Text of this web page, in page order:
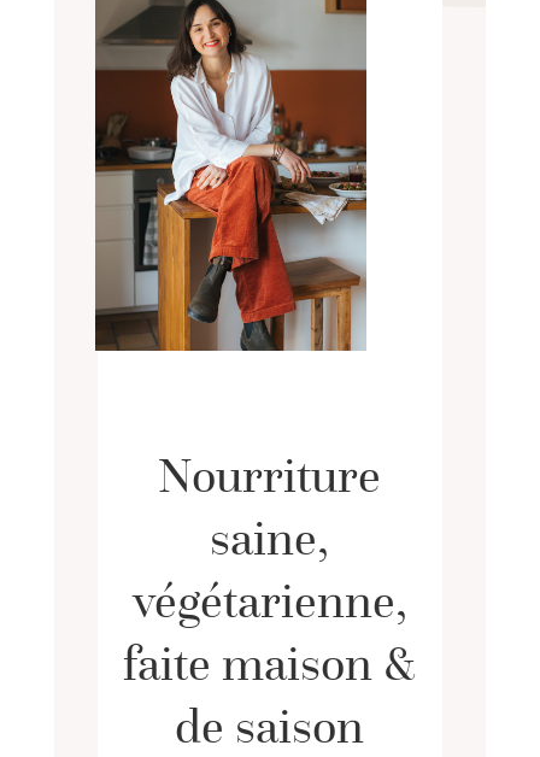
Nourriture
saine,
végétarienne,
faite maison &
de saison